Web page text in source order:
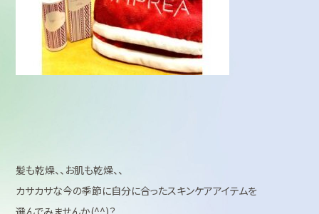
髪も乾燥、、お肌も乾燥、、
カサカサな今の季節に自分に合ったスキンケアアイテムを
選んでみませんか(^^)？